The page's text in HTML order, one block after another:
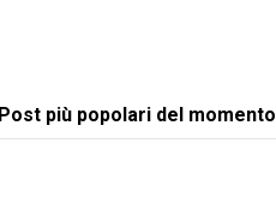
Post più popolari del momento